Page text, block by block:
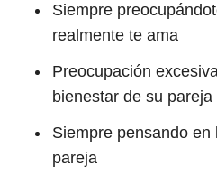
Siempre
realmente te ama
Preocupación
bienestar de su pareja
Siempre pensando en
pareja